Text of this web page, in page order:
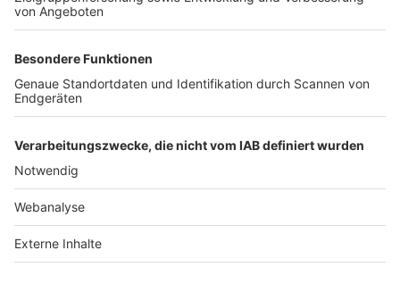
TOP-PARTNER
SFV DFB
Nutzungsbedingungen Datenschutz Impressum